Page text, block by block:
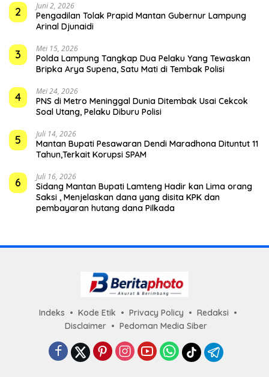
2 Juni 2, 2026
Pengadilan Tolak Prapid Mantan Gubernur Lampung
Arinal Djunaidi
3 Mei 15, 2026
Polda Lampung Tangkap Dua Pelaku Yang Tewaskan
Bripka Arya Supena, Satu Mati di Tembak Polisi
4 Mei 24, 2026
PNS di Metro Meninggal Dunia Ditembak Usai Cekcok
Soal Utang, Pelaku Diburu Polisi
5 Juli 14, 2026
Mantan Bupati Pesawaran Dendi Maradhona Dituntut 11
Tahun,Terkait Korupsi SPAM
6 Juli 16, 2026
Sidang Mantan Bupati Lamteng Hadir kan Lima orang
Saksi , Menjelaskan dana yang disita KPK dan
pembayaran hutang dana Pilkada
Indeks Kode Etik Privacy Policy
Redaksi
Disclaimer
Pedoman Media Siber